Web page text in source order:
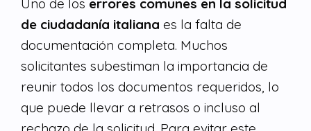
Uno de los errores comunes en la solicitud
de ciudadanía italiana es la falta de
documentación completa. Muchos
solicitantes subestiman la importancia de
reunir todos los documentos requeridos, lo
que puede llevar a retrasos o incluso al